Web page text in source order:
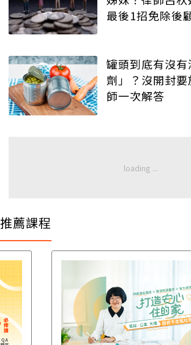
最後1招免除後
罐頭到底有沒
劑」？沒開封
師一次解答
推薦課程